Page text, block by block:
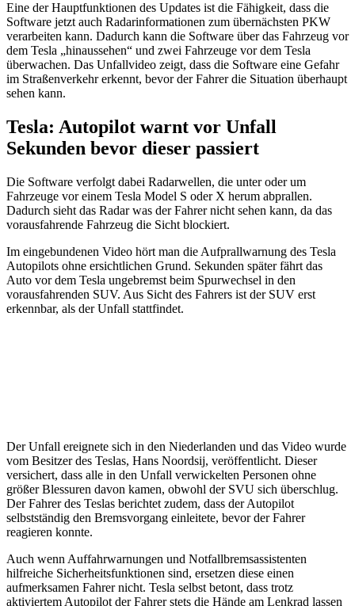
Eine der Hauptfunktionen des Updates ist die Fähigkeit, dass die
Software jetzt auch Radarinformationen zum übernächsten PKW
verarbeiten kann. Dadurch kann die Software über das Fahrzeug vor
dem Tesla „hinaussehen“ und zwei Fahrzeuge vor dem Tesla
überwachen. Das Unfallvideo zeigt, dass die Software eine Gefahr
im Straßenverkehr erkennt, bevor der Fahrer die Situation überhaupt
sehen kann.
Tesla: Autopilot warnt vor Unfall
Sekunden bevor dieser passiert
Die Software verfolgt dabei Radarwellen, die unter oder um
Fahrzeuge vor einem Tesla Model S oder X herum abprallen.
Dadurch sieht das Radar was der Fahrer nicht sehen kann, da das
vorausfahrende Fahrzeug die Sicht blockiert.
Im eingebundenen Video hört man die Aufprallwarnung des Tesla
Autopilots ohne ersichtlichen Grund. Sekunden später fährt das
Auto vor dem Tesla ungebremst beim Spurwechsel in den
vorausfahrenden SUV. Aus Sicht des Fahrers ist der SUV erst
erkennbar, als der Unfall stattfindet.
Der Unfall ereignete sich in den Niederlanden und das Video wurde
vom Besitzer des Teslas, Hans Noordsij, veröffentlicht. Dieser
versichert, dass alle in den Unfall verwickelten Personen ohne
größer Blessuren davon kamen, obwohl der SVU sich überschlug.
Der Fahrer des Teslas berichtet zudem, dass der Autopilot
selbstständig den Bremsvorgang einleitete, bevor der Fahrer
reagieren konnte.
Auch wenn Auffahrwarnungen und Notfallbremsassistenten
hilfreiche Sicherheitsfunktionen sind, ersetzen diese einen
aufmerksamen Fahrer nicht. Tesla selbst betont, dass trotz
aktiviertem Autopilot der Fahrer stets die Hände am Lenkrad lassen